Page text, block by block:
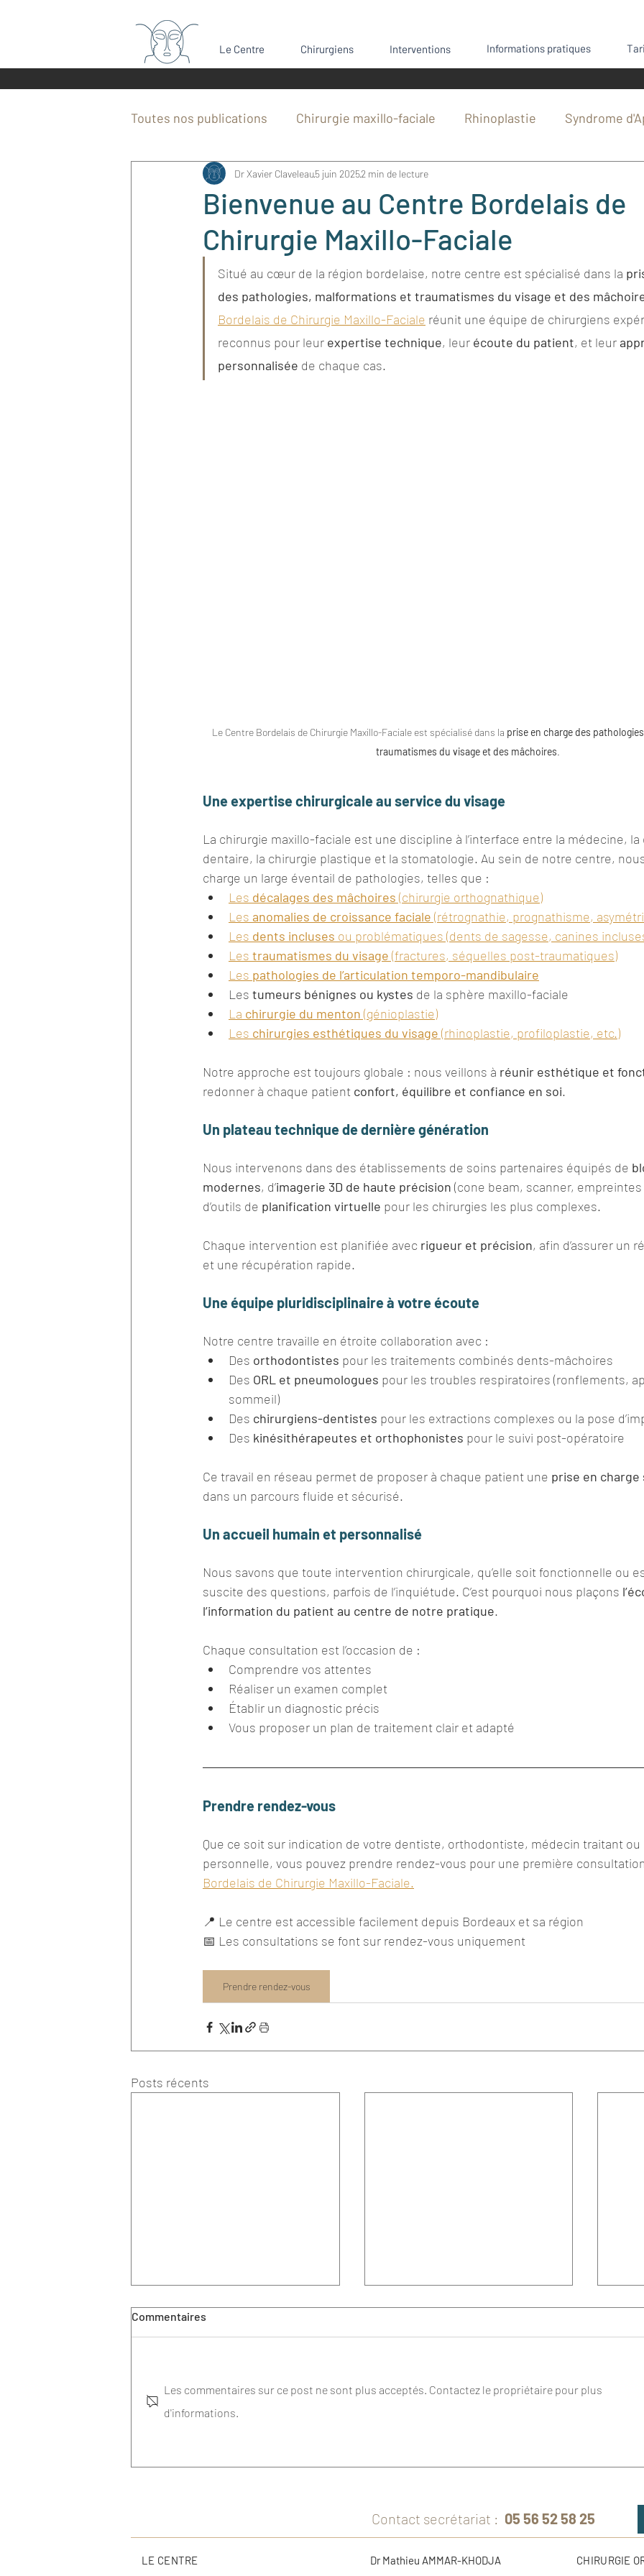
Le Centre Chirurgiens Interventions Informations pratiques
Toutes nos publications Chirurgie maxillo-faciale Rhinoplastie Syndrome
Bosse du nez Rétrognathie mandibulaire
Dents de sagesse Chirurgie Anesthésie Chirurgie cutanée
Actualités CBCMF Bordeaux Chirurgie orthognathique Fracture du nez
Rhinoplastie secondaire Rhinoplastie de révision Otoplastie
Bienvenue au Centre Bordelais de
Chirurgie Maxillo-Faciale
Dr Xavier Claveleau5 juin 20252 min de lecture
Situé au cœur de la région bordelaise, notre centre est spécialisé dans la
des pathologies, malformations et traumatismes du visage et des
Bordelais de Chirurgie Maxillo-Faciale réunit une équipe de chirurgiens
reconnus pour leur expertise technique, leur écoute du patient, et leur
personnalisée de chaque cas.
Le Centre Bordelais de Chirurgie Maxillo-Faciale est spécialisé dans la prise en charge des
traumatismes du visage et des mâchoires.
Une expertise chirurgicale au service du visage
La chirurgie maxillo-faciale est une discipline à l’interface entre la médecine, la
dentaire, la chirurgie plastique et la stomatologie. Au sein de notre centre,
charge un large éventail de pathologies, telles que :
Les décalages des mâchoires (chirurgie orthognathique)
Les anomalies de croissance faciale (rétrognathie, prognathisme,
Les dents incluses ou problématiques (dents de sagesse, canines
Les traumatismes du visage (fractures, séquelles post-traumatiques)
Les pathologies de l’articulation temporo-mandibulaire
Les tumeurs bénignes ou kystes de la sphère maxillo-faciale
La chirurgie du menton (génioplastie)
Les chirurgies esthétiques du visage (rhinoplastie, profiloplastie, etc.)
Notre approche est toujours globale : nous veillons à réunir esthétique et
redonner à chaque patient confort, équilibre et confiance en soi.
Un plateau technique de dernière génération
Nous intervenons dans des établissements de soins partenaires équipés de
modernes, d’imagerie 3D de haute précision (cone beam, scanner,
d’outils de planification virtuelle pour les chirurgies les plus complexes.
Chaque intervention est planifiée avec rigueur et précision, afin d’assurer un
et une récupération rapide.
Une équipe pluridisciplinaire à votre écoute
Notre centre travaille en étroite collaboration avec :
Des orthodontistes pour les traitements combinés dents-mâchoires
Des ORL et pneumologues pour les troubles respiratoires (ronflements,
sommeil)
Des chirurgiens-dentistes pour les extractions complexes ou la pose
Des kinésithérapeutes et orthophonistes pour le suivi post-opératoire
Ce travail en réseau permet de proposer à chaque patient une prise en
dans un parcours fluide et sécurisé.
Un accueil humain et personnalisé
Nous savons que toute intervention chirurgicale, qu’elle soit fonctionnelle ou
suscite des questions, parfois de l’inquiétude. C’est pourquoi nous plaçons
l’information du patient au centre de notre pratique.
Chaque consultation est l’occasion de :
Comprendre vos attentes
Réaliser un examen complet
Établir un diagnostic précis
Vous proposer un plan de traitement clair et adapté
Prendre rendez-vous
Que ce soit sur indication de votre dentiste, orthodontiste, médecin traitant ou
personnelle, vous pouvez prendre rendez-vous pour une première
Bordelais de Chirurgie Maxillo-Faciale.
📍 Le centre est accessible facilement depuis Bordeaux et sa région
📅 Les consultations se font sur rendez-vous uniquement
Prendre rendez-vous
Posts récents
Commentaires
Les commentaires sur ce post ne sont plus acceptés. Contactez le propriétaire pour plus
d'informations.
Contact secrétariat : 05 56 52 58 25
LE CENTRE
Dr Mathieu AMMAR-KHODJA
CHIRURGIE